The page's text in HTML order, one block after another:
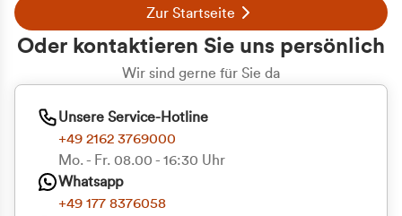
Zur Startseite
Oder kontaktieren Sie uns persönlich
Wir sind gerne für Sie da
Unsere Service-Hotline
+49 2162 3769000
Mo. - Fr. 08.00 - 16:30 Uhr
Whatsapp
+49 177 8376058